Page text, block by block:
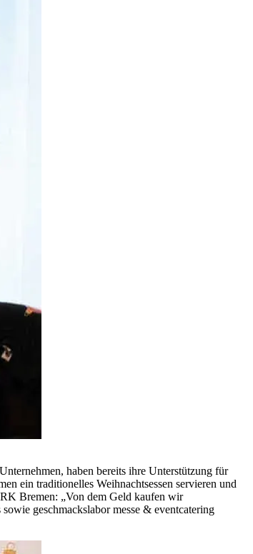
haben bereits ihre Unterstützung für
ein traditionelles Weihnachtsessen servieren und
Bremen: „Von dem Geld kaufen wir
geschmackslabor messe & eventcatering